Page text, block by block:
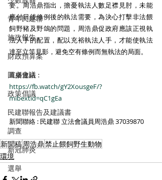
青年民建聯
施政報告
財政預算案
圓桌會議
政策倡議
民建聯報告及建議書
調查
新冠肺炎
選舉
要。周浩鼎指出，擔憂執法人數足襟見肘，未能
應付日後修例後的執法需要，為決心打擊非法餵
飼野豬及野鴿的問題，周浩鼎促政府應該正視執
法人手的配置，配以充裕執法人手，才能使執法
達至立竿見影，避免空有條例而無執法的局面。
直播連結：
https://fb.watch/gY2XousgeF/?
mibextid=qC1gEa
新聞聯絡 : 民建聯 立法會議員周浩鼎 37039870
新聞稿周浩鼎禁止餵飼野生動物
環境